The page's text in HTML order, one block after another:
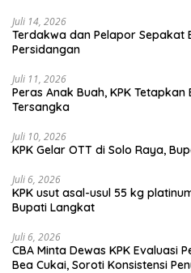
Juli 14, 2026
Terdakwa dan Pelapor Sepakat
Persidangan
Juli 11, 2026
Peras Anak Buah, KPK
Tersangka
Juli 10, 2026
KPK Gelar OTT di Solo Raya,
Juli 6, 2026
KPK usut asal-usul 55 kg
Bupati Langkat
Juli 6, 2026
CBA Minta Dewas KPK Evaluasi
Bea Cukai, Soroti Konsistensi